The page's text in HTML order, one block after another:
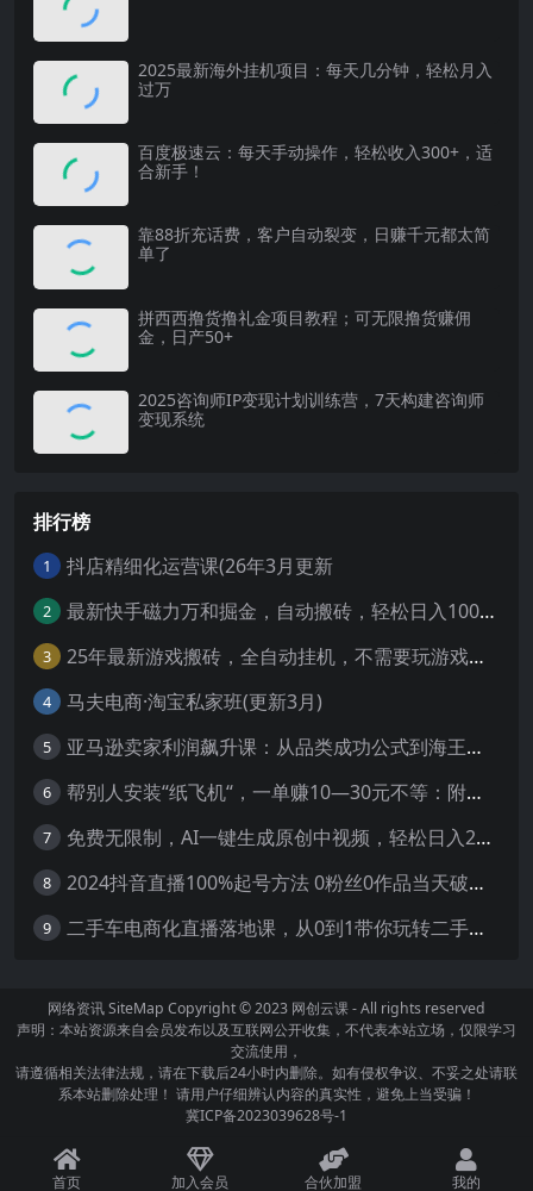
2025最新海外挂机项目：每天几分钟，轻松月入
过万
百度极速云：每天手动操作，轻松收入300+，适
合新手！
靠88折充话费，客户自动裂变，日赚千元都太简
单了
拼西西撸货撸礼金项目教程；可无限撸货赚佣
金，日产50+
2025咨询师IP变现计划训练营，7天构建咨询师
变现系统
排行榜
1 抖店精细化运营课(26年3月更新
2 最新快手磁力万和掘金，自动搬砖，轻松日入100-200，操作简单
3 25年最新游戏搬砖，全自动挂机，不需要玩游戏，单手机操作日入300+
4 马夫电商·淘宝私家班(更新3月)
5 亚马逊卖家利润飙升课：从品类成功公式到海王打法，让每个SKU都成爆款一路飙升(更新26年3月
6 帮别人安装“纸飞机“，一单赚10—30元不等：附：免费节点
7 免费无限制，AI一键生成原创中视频，轻松日入2000+，超简单，可矩阵，…
8 2024抖音直播100%起号方法 0粉丝0作品当天破千人在线 多种变现方式
9 二手车电商化直播落地课，从0到1带你玩转二手车直播
网络资讯SiteMap Copyright © 2023 网创云课- All rights reserved
声明：本站资源来自会员发布以及互联网公开收集，不代表本站立场，仅限学习
交流使用，
请遵循相关法律法规，请在下载后24小时内删除。如有侵权争议、不妥之处请联
系本站删除处理！ 请用户仔细辨认内容的真实性，避免上当受骗！
冀ICP备2023039628号-1
首页 加入会员 合伙加盟 我的